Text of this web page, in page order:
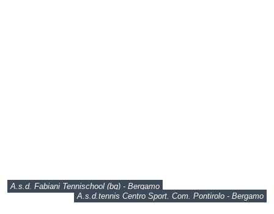
A.s.d. Fabiani Tennischool (bg) - Bergamo
A.s.d.tennis Centro Sport. Com. Pontirolo - Bergamo